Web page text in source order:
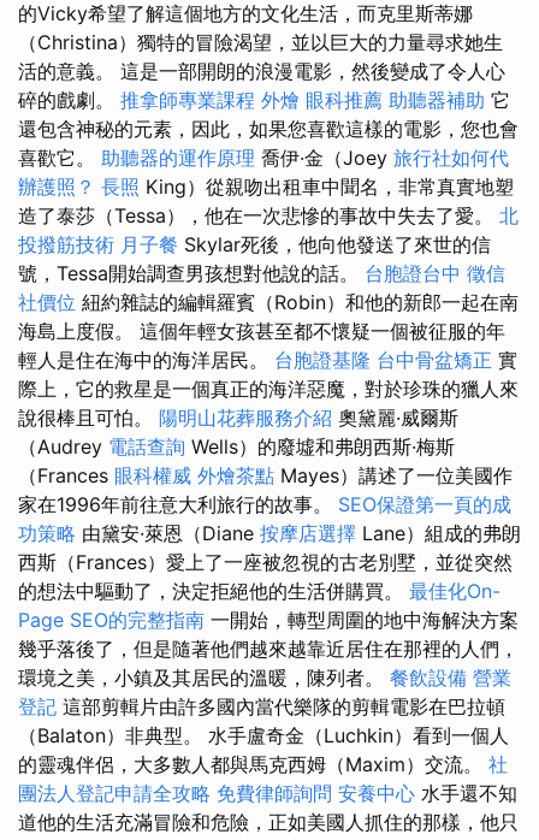
的Vicky希望了解這個地方的文化生活，而克里斯蒂娜
（Christina）獨特的冒險渴望，並以巨大的力量尋求她生
活的意義。 這是一部開朗的浪漫電影，然後變成了令人心
碎的戲劇。 推拿師專業課程 外燴 眼科推薦 助聽器補助 它
還包含神秘的元素，因此，如果您喜歡這樣的電影，您也會
喜歡它。 助聽器的運作原理 喬伊·金（Joey 旅行社如何代
辦護照？ 長照 King）從親吻出租車中聞名，非常真實地塑
造了泰莎（Tessa），他在一次悲慘的事故中失去了愛。 北
投撥筋技術 月子餐 Skylar死後，他向他發送了來世的信
號，Tessa開始調查男孩想對他說的話。 台胞證台中 徵信
社價位 紐約雜誌的編輯羅賓（Robin）和他的新郎一起在南
海島上度假。 這個年輕女孩甚至都不懷疑一個被征服的年
輕人是住在海中的海洋居民。 台胞證基隆 台中骨盆矯正 實
際上，它的救星是一個真正的海洋惡魔，對於珍珠的獵人來
說很棒且可怕。 陽明山花葬服務介紹 奧黛麗·威爾斯
（Audrey 電話查詢 Wells）的廢墟和弗朗西斯·梅斯
（Frances 眼科權威 外燴茶點 Mayes）講述了一位美國作
家在1996年前往意大利旅行的故事。 SEO保證第一頁的成
功策略 由黛安·萊恩（Diane 按摩店選擇 Lane）組成的弗朗
西斯（Frances）愛上了一座被忽視的古老別墅，並從突然
的想法中驅動了，決定拒絕他的生活併購買。 最佳化On-
Page SEO的完整指南 一開始，轉型周圍的地中海解決方案
幾乎落後了，但是隨著他們越來越靠近居住在那裡的人們，
環境之美，小鎮及其居民的溫暖，陳列者。 餐飲設備 營業
登記 這部剪輯片由許多國內當代樂隊的剪輯電影在巴拉頓
（Balaton）非典型。 水手盧奇金（Luchkin）看到一個人
的靈魂伴侶，大多數人都與馬克西姆（Maxim）交流。 社
團法人登記申請全攻略 免費律師詢問 安養中心 水手還不知
道他的生活充滿冒險和危險，正如美國人抓住的那樣，他只